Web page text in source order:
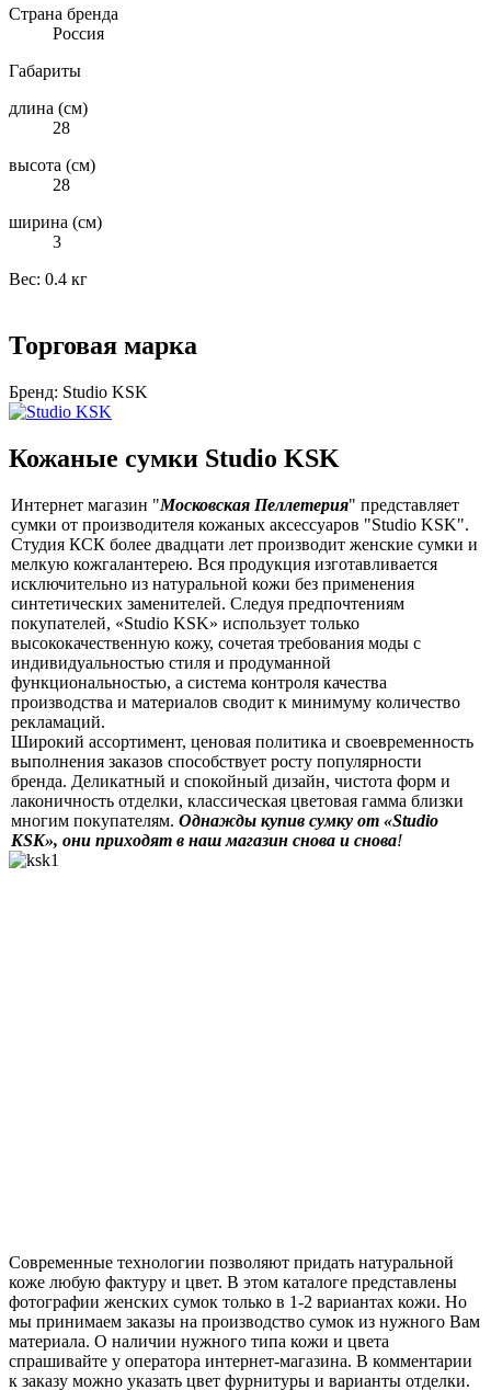
Страна бренда
Россия
Габариты
длина (см)
28
высота (см)
28
ширина (см)
3
Вес: 0.4 кг
Торговая марка
Бренд: Studio KSK
Кожаные сумки Studio KSK
Интернет магазин "Московская Пеллетерия" представляет
сумки от производителя кожаных аксессуаров "Studio KSK".
Студия КСК более двадцати лет производит женские сумки и
мелкую кожгалантерею. Вся продукция изготавливается
исключительно из натуральной кожи без применения
синтетических заменителей. Следуя предпочтениям
покупателей, «Studio KSK» использует только
высококачественную кожу, сочетая требования моды с
индивидуальностью стиля и продуманной
функциональностью, а система контроля качества
производства и материалов сводит к минимуму количество
рекламаций.
Широкий ассортимент, ценовая политика и своевременность
выполнения заказов способствует росту популярности
бренда. Деликатный и спокойный дизайн, чистота форм и
лаконичность отделки, классическая цветовая гамма близки
многим покупателям. Однажды купив сумку от «Studio
KSK», они приходят в наш магазин снова и снова!
Современные технологии позволяют придать натуральной
коже любую фактуру и цвет. В этом каталоге представлены
фотографии женских сумок только в 1-2 вариантах кожи. Но
мы принимаем заказы на производство сумок из нужного Вам
материала. О наличии нужного типа кожи и цвета
спрашивайте у оператора интернет-магазина. В комментарии
к заказу можно указать цвет фурнитуры и варианты отделки.